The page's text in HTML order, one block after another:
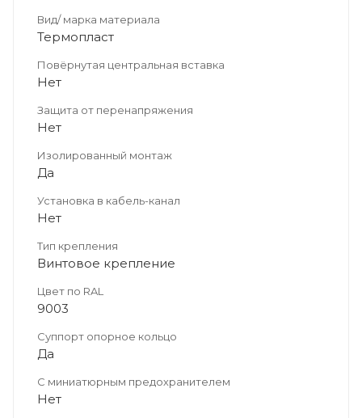
Вид/ марка материала
Термопласт
Повёрнутая центральная вставка
Нет
Защита от перенапряжения
Нет
Изолированный монтаж
Да
Установка в кабель-канал
Нет
Тип крепления
Винтовое крепление
Цвет по RAL
9003
Суппорт опорное кольцо
Да
С миниатюрным предохранителем
Нет